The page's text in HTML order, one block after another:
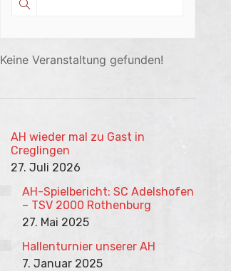
Keine Veranstaltung gefunden!
AH wieder mal zu Gast in
Creglingen
27. Juli 2026
AH-Spielbericht: SC Adelshofen
– TSV 2000 Rothenburg
27. Mai 2025
Hallenturnier unserer AH
7. Januar 2025